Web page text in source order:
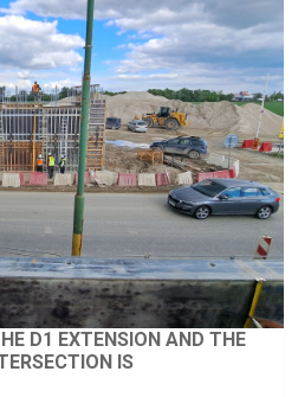
D1 EXTENSION AND THE
IS